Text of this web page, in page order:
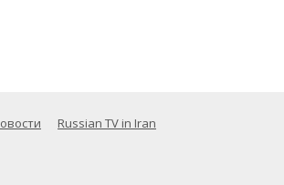
Russian TV in Iran